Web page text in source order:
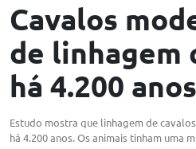
Cavalos
de linhagem
há 4.200 anos
Estudo mostra que linhagem de
há 4.200 anos. Os animais tinham uma